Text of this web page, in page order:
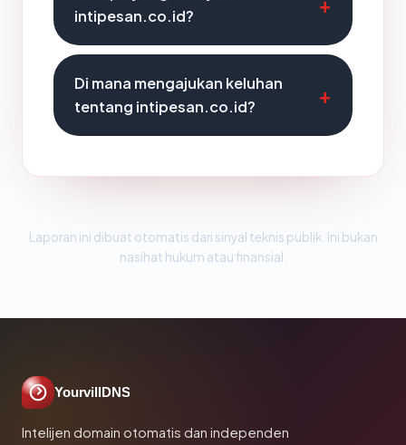
intipesan.co.id?
Di mana mengajukan keluhan
tentang intipesan.co.id?
Laporan ini dibuat otomatis dari sinyal teknis publik. Ini bukan
nasihat hukum atau finansial.
YourvillDNS
Intelijen domain otomatis dan independen